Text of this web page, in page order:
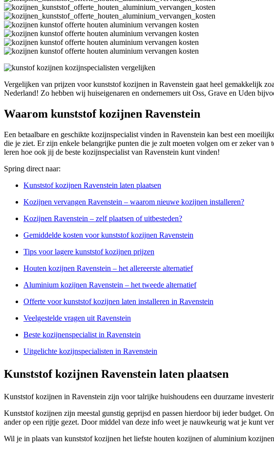
Vergelijken van prijzen voor kunststof kozijnen in Ravenstein gaat heel gemakkelijk
Nederland! Zo hebben wij huiseigenaren en ondernemers uit Oss, Grave en Uden
Waarom kunststof kozijnen Ravenstein
Een betaalbare en geschikte kozijnspecialist vinden in Ravenstein kan best een
die je ziet. Er zijn enkele belangrijke punten die je zult moeten volgen om er zeker
leren hoe ook jij de beste kozijnspecialist van Ravenstein kunt vinden!
Spring direct naar:
Kunststof kozijnen Ravenstein laten plaatsen
Kozijnen vervangen Ravenstein – waarom nieuwe kozijnen installeren?
Kozijnen Ravenstein – zelf plaatsen of uitbesteden?
Gemiddelde kosten voor kunststof kozijnen Ravenstein
Tips voor lagere kunststof kozijnen prijzen
Houten kozijnen Ravenstein – het allereerste alternatief
Aluminium kozijnen Ravenstein – het tweede alternatief
Offerte voor kunststof kozijnen laten installeren in Ravenstein
Veelgestelde vragen uit Ravenstein
Beste kozijnenspecialist in Ravenstein
Uitgelichte kozijnspecialisten in Ravenstein
Kunststof kozijnen Ravenstein laten plaatsen
Kunststof kozijnen in Ravenstein zijn voor talrijke huishoudens een duurzame
Kunststof kozijnen zijn meestal gunstig geprijsd en passen hierdoor bij ieder budget.
ander op een rijtje gezet. Door middel van deze info weet je nauwkeurig wat je kunt
Wil je in plaats van kunststof kozijnen het liefste houten kozijnen of aluminium